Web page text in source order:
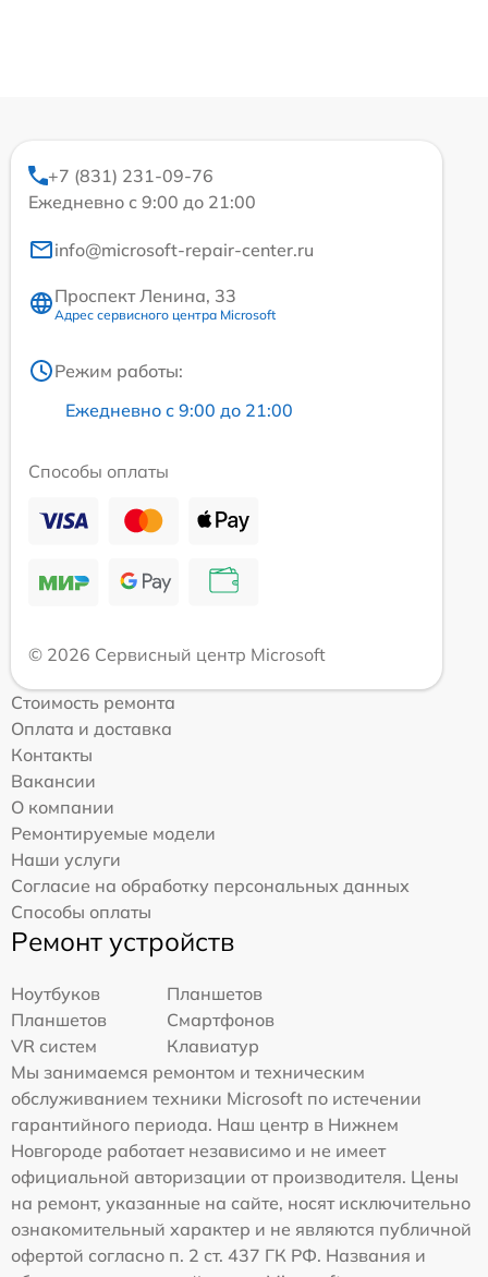
+7 (831) 231-09-76
Ежедневно с 9:00 до 21:00
info@microsoft-repair-center.ru
Проспект Ленина, 33
Адрес сервисного центра Microsoft
Режим работы:
Ежедневно с 9:00 до 21:00
Способы оплаты
© 2026 Сервисный центр Microsoft
Стоимость ремонта
Оплата и доставка
Контакты
Вакансии
О компании
Ремонтируемые модели
Наши услуги
Согласие на обработку персональных данных
Способы оплаты
Ремонт устройств
Ноутбуков
Планшетов
Планшетов
Смартфонов
VR систем
Клавиатур
Мы занимаемся ремонтом и техническим
обслуживанием техники Microsoft по истечении
гарантийного периода. Наш центр в Нижнем
Новгороде работает независимо и не имеет
официальной авторизации от производителя. Цены
на ремонт, указанные на сайте, носят исключительно
ознакомительный характер и не являются публичной
офертой согласно п. 2 ст. 437 ГК РФ. Названия и